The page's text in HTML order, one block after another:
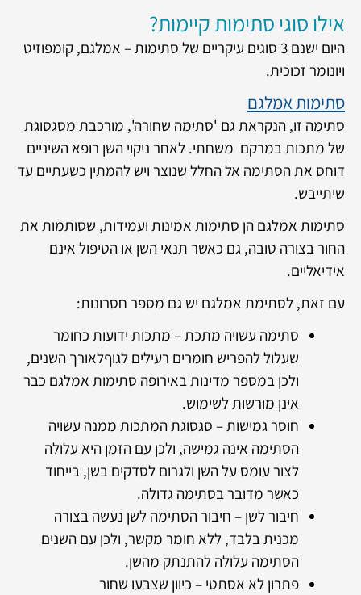
אילו סוגי סתימות קיימות?
היום ישנם 3 סוגים עיקריים של סתימות – אמלגם, קומפוזיט
ויונומר זכוכית.
סתימות אמלגם
סתימה זו, הנקראת גם 'סתימה שחורה', מורכבת מסגסוגת
של מתכות במרקם משחתי. לאחר ניקוי השן רופא השיניים
דוחס את הסתימה אל החלל שנוצר ויש להמתין כשעתיים עד
שיתייבש.
סתימות אמלגם הן סתימות אמינות ועמידות, שסותמות את
החור בצורה טובה, גם כאשר תנאי השן או הטיפול אינם
אידיאליים.
עם זאת, לסתימת אמלגם יש גם מספר חסרונות:
סתימה עשויה מתכת – מתכות ידועות כחומר
שעלול להפריש חומרים רעילים לגוףלאורך השנים,
ולכן במספר מדינות באירופה סתימות אמלגם כבר
אינן מורשות לשימוש.
חוסר גמישות – סגסוגת המתכות ממנה עשויה
הסתימה אינה גמישה, ולכן עם הזמן היא עלולה
לצור עומס על השן ולגרום לסדקים בשן, בייחוד
כאשר מדובר בסתימה גדולה.
חיבור לשן – חיבור הסתימה לשן נעשה בצורה
מכנית בלבד, ללא חומר מקשר, ולכן עם השנים
הסתימה עלולה להתנתק מהשן.
פתרון לא אסתטי – כיוון שצבעו שחור